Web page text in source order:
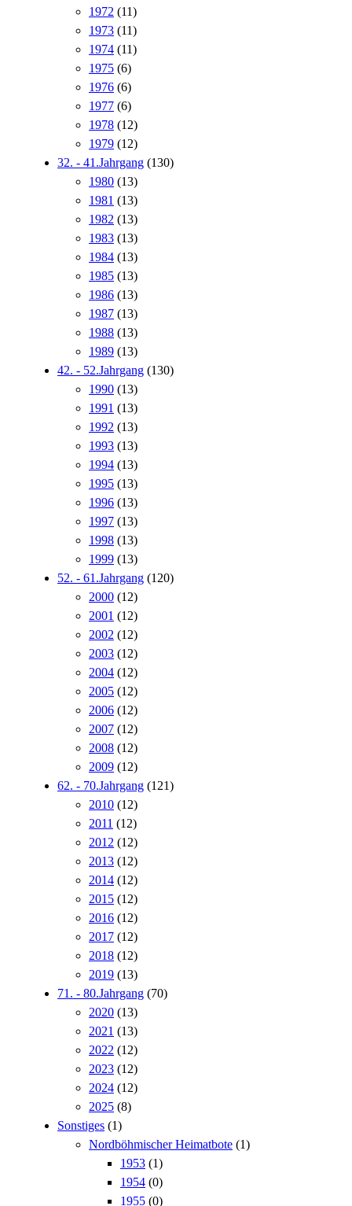
1972 (11)
1973 (11)
1974 (11)
1975 (6)
1976 (6)
1977 (6)
1978 (12)
1979 (12)
32. - 41.Jahrgang (130)
1980 (13)
1981 (13)
1982 (13)
1983 (13)
1984 (13)
1985 (13)
1986 (13)
1987 (13)
1988 (13)
1989 (13)
42. - 52.Jahrgang (130)
1990 (13)
1991 (13)
1992 (13)
1993 (13)
1994 (13)
1995 (13)
1996 (13)
1997 (13)
1998 (13)
1999 (13)
52. - 61.Jahrgang (120)
2000 (12)
2001 (12)
2002 (12)
2003 (12)
2004 (12)
2005 (12)
2006 (12)
2007 (12)
2008 (12)
2009 (12)
62. - 70.Jahrgang (121)
2010 (12)
2011 (12)
2012 (12)
2013 (12)
2014 (12)
2015 (12)
2016 (12)
2017 (12)
2018 (12)
2019 (13)
71. - 80.Jahrgang (70)
2020 (13)
2021 (13)
2022 (12)
2023 (12)
2024 (12)
2025 (8)
Sonstiges (1)
Nordböhmischer Heimatbote (1)
1953 (1)
1954 (0)
1955 (0)